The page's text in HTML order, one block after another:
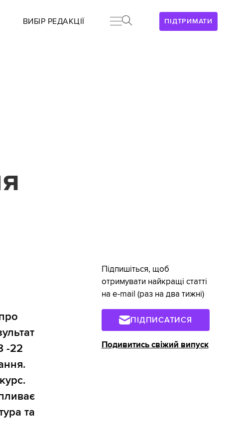
ПІДТРИМАТИ
ВИБІР РЕДАКЦІЇ
-22
та
Підпишіться, щоб
отримувати найкращі статті
на e-mail (раз на два тижні)
ПІДПИСАТИСЯ
Подивитись свіжий випуск